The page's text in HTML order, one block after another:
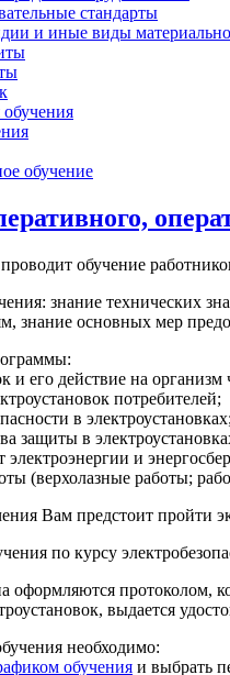
стандарты
и иные виды
обучение
обучение работников
знание технических
знание основных мер
и его действие на организм
потребителей;
в электроустановках;
защиты в
электроэнергии и
(верхолазные работы;
Вам предстоит пройти
по курсу
оформляются протоколом,
выдается
необходимо:
обучения и выбрать